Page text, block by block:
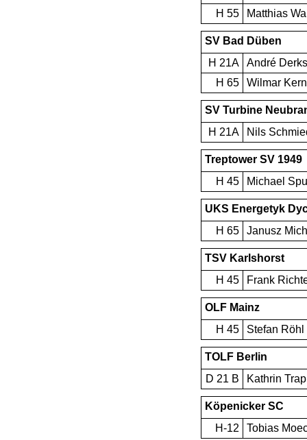
H 55
Matthias
SV Bad Düben
H 21A
André
H 65
Wilmar Kern
SV Turbine
H 21A
Nils
Treptower SV 1949
H 45
Michael
UKS Energetyk
H 65
Janusz
TSV Karlshorst
H 45
Frank
OLF Mainz
H 45
Stefan Röhl
TOLF Berlin
D 21 B
Kathrin
Köpenicker SC
H-12
Tobias